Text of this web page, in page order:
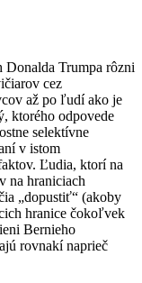
Donalda Trumpa rôzni
cez
až po ľudí ako je
ktorého odpovede
selektívne
v istom
Ľudia, ktorí na
na hraniciach
„dopustiť“ (akoby
hranice čokoľvek
Bernieho
rovnakí naprieč